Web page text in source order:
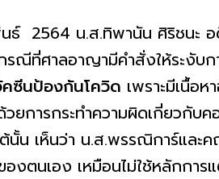
ธ์ 2564 น.ส.ทิพานัน ศิริชนะ
ณีที่ศาลอาญามีคำสั่งให้ระงับก
ซีนป้องกันโควิด เพราะมีเนื้อ
วยการกระทำความผิดเกี่ยวกั
นั้น เห็นว่า น.ส.พรรณิการ์และ
องตนเอง เหมือนไม่ใช้หลักก